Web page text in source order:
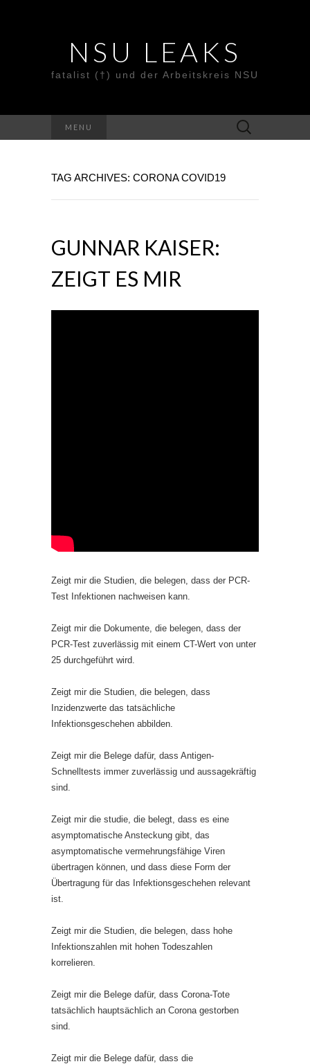
NSU LEAKS
fatalist (†) und der Arbeitskreis NSU
MENU
Suche
nach:
TAG ARCHIVES: CORONA COVID19
GUNNAR KAISER:
ZEIGT ES MIR
Zeigt mir die Studien, die belegen, dass der PCR-
Test Infektionen nachweisen kann.
Zeigt mir die Dokumente, die belegen, dass der
PCR-Test zuverlässig mit einem CT-Wert von unter
25 durchgeführt wird.
Zeigt mir die Studien, die belegen, dass
Inzidenzwerte das tatsächliche
Infektionsgeschehen abbilden.
Zeigt mir die Belege dafür, dass Antigen-
Schnelltests immer zuverlässig und aussagekräftig
sind.
Zeigt mir die studie, die belegt, dass es eine
asymptomatische Ansteckung gibt, das
asymptomatische vermehrungsfähige Viren
übertragen können, und dass diese Form der
Übertragung für das Infektionsgeschehen relevant
ist.
Zeigt mir die Studien, die belegen, dass hohe
Infektionszahlen mit hohen Todeszahlen
korrelieren.
Zeigt mir die Belege dafür, dass Corona-Tote
tatsächlich hauptsächlich an Corona gestorben
sind.
Zeigt mir die Belege dafür, dass die